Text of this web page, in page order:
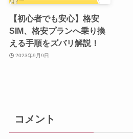
【初心者でも安心】格安
SIM、格安プランへ乗り換
える手順をズバリ解説！
2023年9月9日
コメント